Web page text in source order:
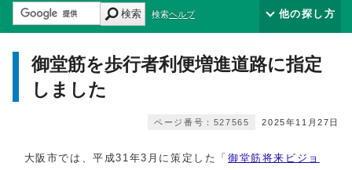
検索 検索ヘルプ 他の探し方
御堂筋を歩行者利便増進道路に指定
しました
2025年11月27日
ページ番号：527565
大阪市では、平成31年3月に策定した「御堂筋将来ビジョ